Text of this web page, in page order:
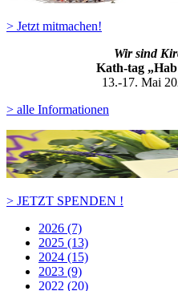
> Jetzt mitmachen!
Wir sind
Kath-tag
13.-17. Mai
> alle Informationen
> JETZT SPENDEN !
2026 (7)
2025 (13)
2024 (15)
2023 (9)
2022 (20)